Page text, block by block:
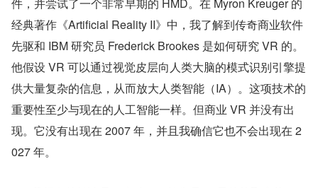
经典著作《Artificial Reality II》中，我了解到传奇商业软件
先驱和 IBM 研究员 Frederick Brookes 是如何研究 VR 的。
他假设 VR 可以通过视觉皮层向人类大脑的模式识别引擎提
供大量复杂的信息，从而放大人类智能（IA）。这项技术的
重要性至少与现在的人工智能一样。但商业 VR 并没有出
现。它没有出现在 2007 年，并且我确信它也不会出现在 2
027 年。